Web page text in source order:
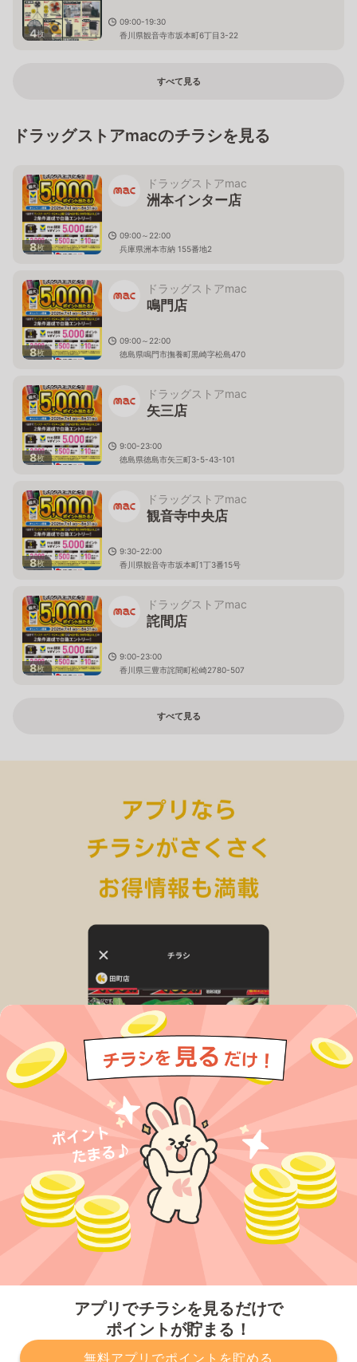
アプリでチラシを見るだけで
ポイントが貯まる！
無料アプリでポイントを貯める
4枚
09:00-19:30
香川県観音寺市坂本町6丁目3-22
すべて見る
ドラッグストアmacのチラシを見る
8枚
ドラッグストアmac
洲本インター店
09:00～22:00
兵庫県洲本市納 155番地2
8枚
ドラッグストアmac
鳴門店
09:00～22:00
徳島県鳴門市撫養町黒崎字松島470
8枚
ドラッグストアmac
矢三店
9:00-23:00
徳島県徳島市矢三町3-5-43-101
8枚
ドラッグストアmac
観音寺中央店
9:30-22:00
香川県観音寺市坂本町1丁3番15号
8枚
ドラッグストアmac
詫間店
9:00-23:00
香川県三豊市詫間町松崎2780-507
すべて見る